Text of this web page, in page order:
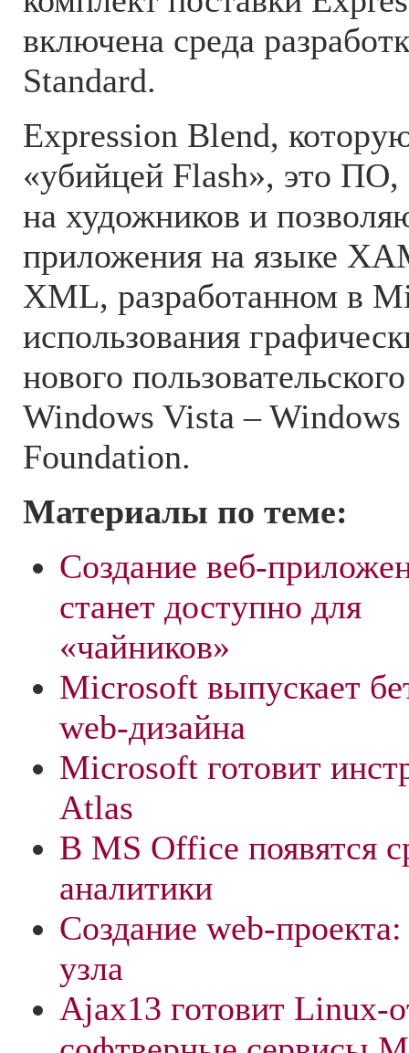
включена среда
Standard.
Expression Blend,
«убийцей Flash», это ПО,
на художников и
приложения на языке
XML, разработанном в
использования
нового
Windows Vista – Windows
Foundation.
Материалы по теме:
Создание веб-
станет доступно для
«чайников»
Microsoft выпускает
web-дизайна
Microsoft готовит
Atlas
В MS Office появятся
аналитики
Создание web-
узла
Ajax13 готовит Linux-